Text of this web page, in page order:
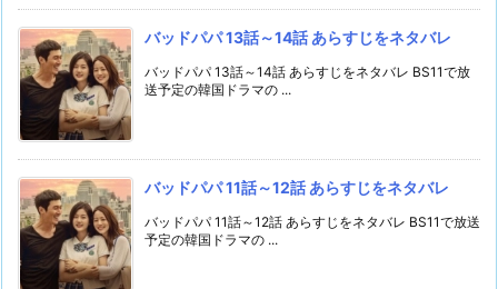
バッドパパ 13話～14話 あらすじをネタバレ
バッドパパ 13話～14話 あらすじをネタバレ BS11で放
送予定の韓国ドラマの ...
バッドパパ 11話～12話 あらすじをネタバレ
バッドパパ 11話～12話 あらすじをネタバレ BS11で放送
予定の韓国ドラマの ...